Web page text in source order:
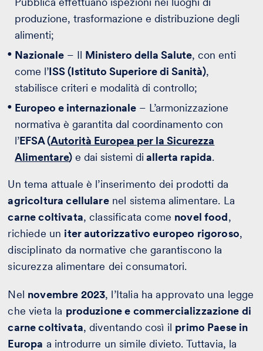
produzione, trasformazione e distribuzione degli
alimenti;
Nazionale – Il Ministero della Salute, con enti
come l’ISS (Istituto Superiore di Sanità),
stabilisce criteri e modalità di controllo;
Europeo e internazionale – L’armonizzazione
normativa è garantita dal coordinamento con
l’EFSA (Autorità Europea per la Sicurezza
Alimentare) e dai sistemi di allerta rapida.
Un tema attuale è l’inserimento dei prodotti da
agricoltura cellularenel sistema alimentare. La
carne coltivata, classificata come novel food,
richiede un iter autorizzativo europeo rigoroso,
disciplinato da normative che garantiscono la
sicurezza alimentare dei consumatori.
Nel novembre 2023, l’Italia ha approvato una legge
che vieta la produzione e commercializzazione di
carne coltivata, diventando così il primo Paese in
Europa a introdurre un simile divieto. Tuttavia, la